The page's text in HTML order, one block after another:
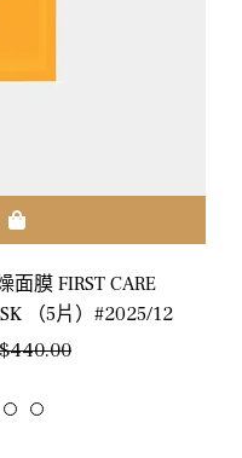
面膜 FIRST CARE
（5片）#2025/12
銷